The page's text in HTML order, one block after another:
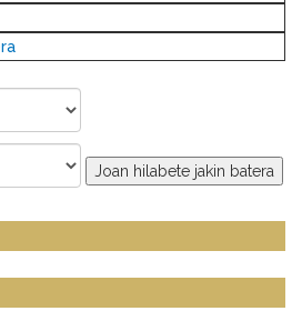
Joan hilabete jakin batera